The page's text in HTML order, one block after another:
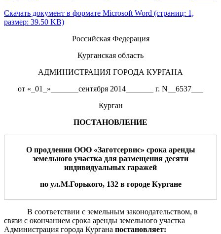
Скачать документ в формате Microsoft Word (страниц: 1,
размер: 39.50 KB)
Российская Федерация
Курганская область
АДМИНИСТРАЦИЯ ГОРОДА КУРГАНА
от «_01_»_______сентября 2014_______ г. N__6537___
Курган
ПОСТАНОВЛЕНИЕ
О продлении ООО «Заготсервис» срока аренды
земельного участка для размещения десяти
индивидуальных гаражей
по ул.М.Горького, 132 в городе Кургане
В соответствии с земельным законодательством, в
связи с окончанием срока аренды земельного участка
Администрация города Кургана постановляет: